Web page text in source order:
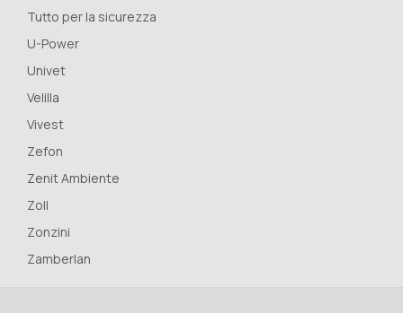
Tutto per la sicurezza
U-Power
Univet
Velilla
Vivest
Zefon
Zenit Ambiente
Zoll
Zonzini
Zamberlan